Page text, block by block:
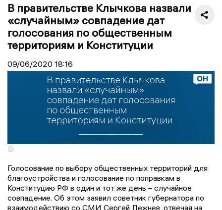
В правительстве Клычкова назвали
«случайным» совпадение дат
голосования по общественным
территориям и Конституции
09/06/2020 18:16
©
Голосование по выбору общественных территорий для
благоустройства и голосование по поправкам в
Конституцию РФ в один и тот же день – случайное
совпадение. Об этом заявил советник губернатора по
взаимодействию со СМИ Сергей Лежнев, отвечая на